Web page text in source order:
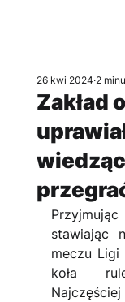
Zakład
26 kwi 2024 2
stawiając
meczu
koła